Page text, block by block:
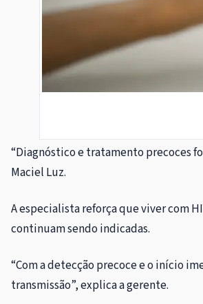
“Diagnóstico e tratamento precoces
Maciel Luz.
A especialista reforça que viver com
continuam sendo indicadas.
“Com a detecção precoce e o início
transmissão”, explica a gerente.